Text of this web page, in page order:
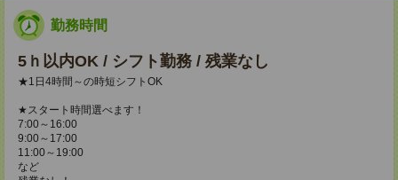
勤務時間
5ｈ以内OK / シフト勤務 / 残業なし
★1日4時間～の時短シフトOK
★スタート時間選べます！
7:00～16:00
9:00～17:00
11:00～19:00
など